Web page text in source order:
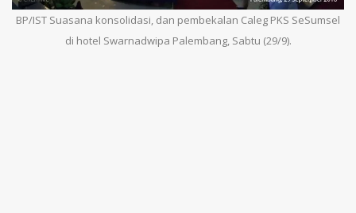
BP/IST Suasana konsolidasi, dan pembekalan Caleg PKS SeSumsel
di hotel Swarnadwipa Palembang, Sabtu (29/9).